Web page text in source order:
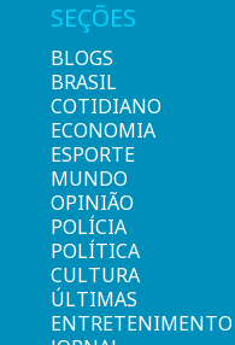
SEÇÕES
BLOGS
BRASIL
COTIDIANO
ECONOMIA
ESPORTE
MUNDO
OPINIÃO
POLÍCIA
POLÍTICA
CULTURA
ÚLTIMAS
ENTRETENIMENTO